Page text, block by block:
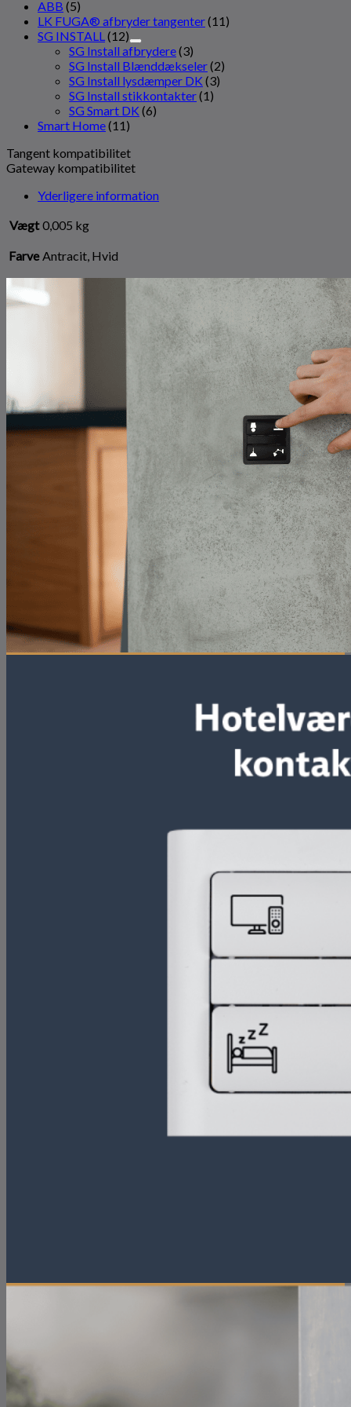
ABB (5)
LK FUGA® afbryder tangenter(11)
SG INSTALL(12)
SG Install afbrydere(3)
SG Install Blænddækseler(2)
SG Install lysdæmper DK (3)
SG Install stikkontakter(1)
SG Smart DK (6)
Smart Home(11)
Tangent kompatibilitet
Gateway kompatibilitet
Yderligere information
Vægt 0,005 kg
Farve Antracit, Hvid